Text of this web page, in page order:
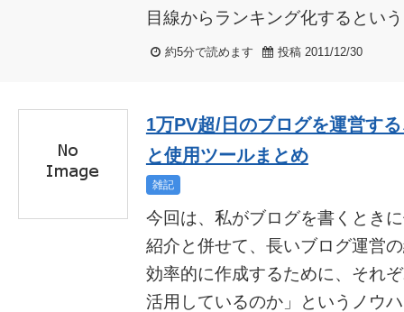
目線からランキング化するとい
約5分で読めます 投稿 2011/12/30
1万PV超/日のブログを運営す
と使用ツールまとめ
雑記
今回は、私がブログを書くとき
紹介と併せて、長いブログ運営
効率的に作成するために、それ
活用しているのか」というノウ